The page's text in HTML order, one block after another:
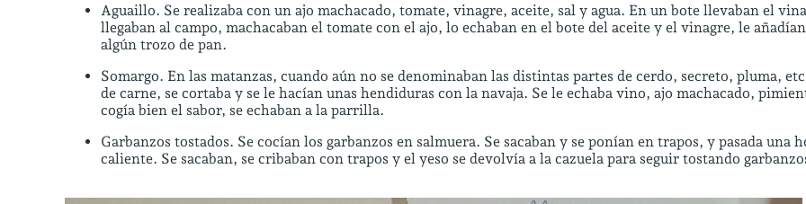
Aguaillo. Se realizaba con un ajo machacado, tomate, vinagre, aceite, sal y agua. En un bote llevaban el
llegaban al campo, machacaban el tomate con el ajo, lo echaban en el bote del aceite y el vinagre, le
algún trozo de pan.
Somargo. En las matanzas, cuando aún no se denominaban las distintas partes de cerdo, secreto, pluma,
de carne, se cortaba y se le hacían unas hendiduras con la navaja. Se le echaba vino, ajo machacado,
cogía bien el sabor, se echaban a la parrilla.
Garbanzos tostados. Se cocían los garbanzos en salmuera. Se sacaban y se ponían en trapos, y pasada una
caliente. Se sacaban, se cribaban con trapos y el yeso se devolvía a la cazuela para seguir tostando